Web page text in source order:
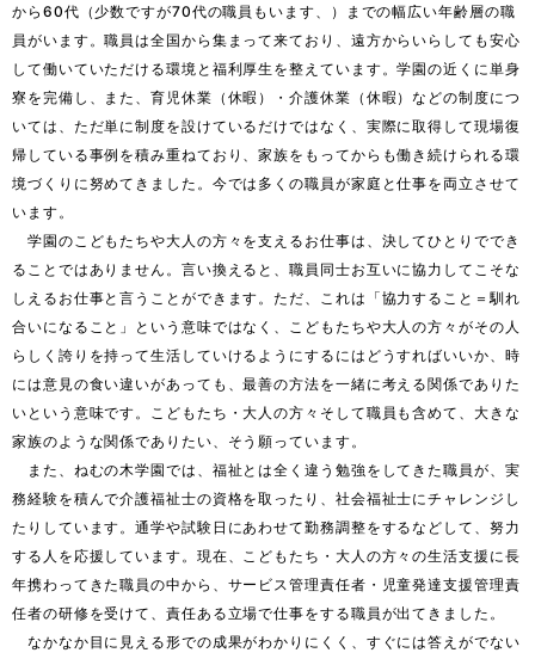
から60代（少数ですが70代の職員もいます、）までの幅広い年齢層の職
員がいます。職員は全国から集まって来ており、遠方からいらしても安心
して働いていただける環境と福利厚生を整えています。学園の近くに単身
寮を完備し、また、育児休業（休暇）・介護休業（休暇）などの制度につ
いては、ただ単に制度を設けているだけではなく、実際に取得して現場復
帰している事例を積み重ねており、家族をもってからも働き続けられる環
境づくりに努めてきました。今では多くの職員が家庭と仕事を両立させて
います。
学園のこどもたちや大人の方々を支えるお仕事は、決してひとりででき
ることではありません。言い換えると、職員同士お互いに協力してこそな
しえるお仕事と言うことができます。ただ、これは「協力すること＝馴れ
合いになること」という意味ではなく、こどもたちや大人の方々がその人
らしく誇りを持って生活していけるようにするにはどうすればいいか、時
には意見の食い違いがあっても、最善の方法を一緒に考える関係でありた
いという意味です。こどもたち・大人の方々そして職員も含めて、大きな
家族のような関係でありたい、そう願っています。
また、ねむの木学園では、福祉とは全く違う勉強をしてきた職員が、実
務経験を積んで介護福祉士の資格を取ったり、社会福祉士にチャレンジし
たりしています。通学や試験日にあわせて勤務調整をするなどして、努力
する人を応援しています。現在、こどもたち・大人の方々の生活支援に長
年携わってきた職員の中から、サービス管理責任者・児童発達支援管理責
任者の研修を受けて、責任ある立場で仕事をする職員が出てきました。
なかなか目に見える形での成果がわかりにくく、すぐには答えがでない